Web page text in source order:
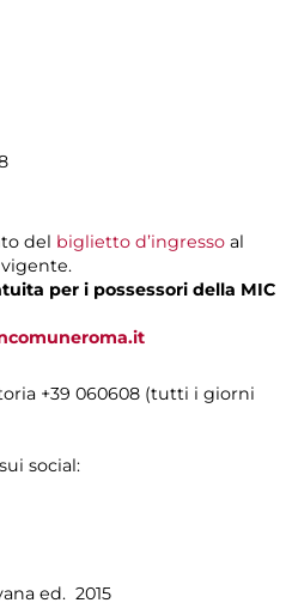
del biglietto d’ingresso al
per i possessori della MIC
+39 060608 (tutti i giorni
social:
ed. 2015